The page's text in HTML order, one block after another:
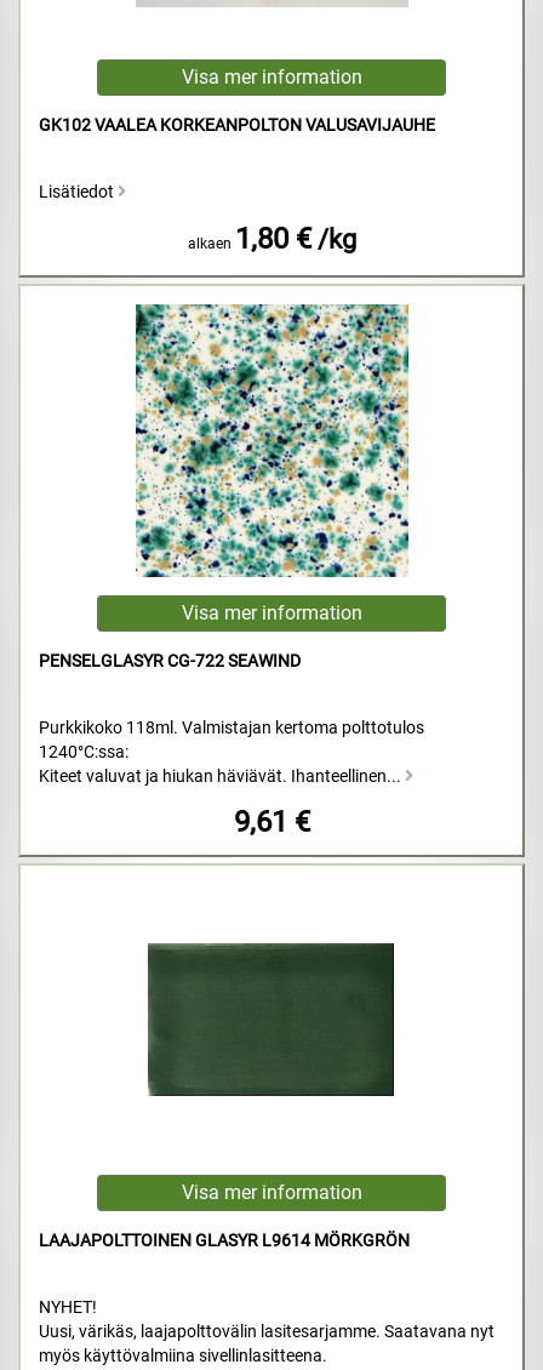
GK102 VAALEA KORKEANPOLTON VALUSAVIJAUHE
Lisätiedot
alkaen 1,80 € /kg
PENSELGLASYR CG-722 SEAWIND
Purkkikoko 118ml. Valmistajan kertoma polttotulos
1240°C:ssa:
Kiteet valuvat ja hiukan häviävät. Ihanteellinen...
9,61 €
LAAJAPOLTTOINEN GLASYR L9614 MÖRKGRÖN
NYHET!
Uusi, värikäs, laajapolttovälin lasitesarjamme. Saatavana nyt
myös käyttövalmiina sivellinlasitteena.